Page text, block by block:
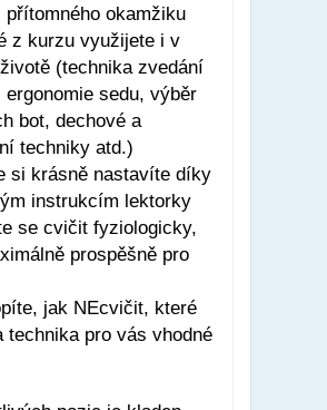
přítomného okamžiku
z kurzu využijete i v
(technika zvedání
ergonomie sedu, výběr
bot, dechové a
techniky atd.)
si krásně nastavíte díky
instrukcím lektorky
se cvičit fyziologicky,
prospěšně pro
jak NEcvičit, které
technika pro vás vhodné